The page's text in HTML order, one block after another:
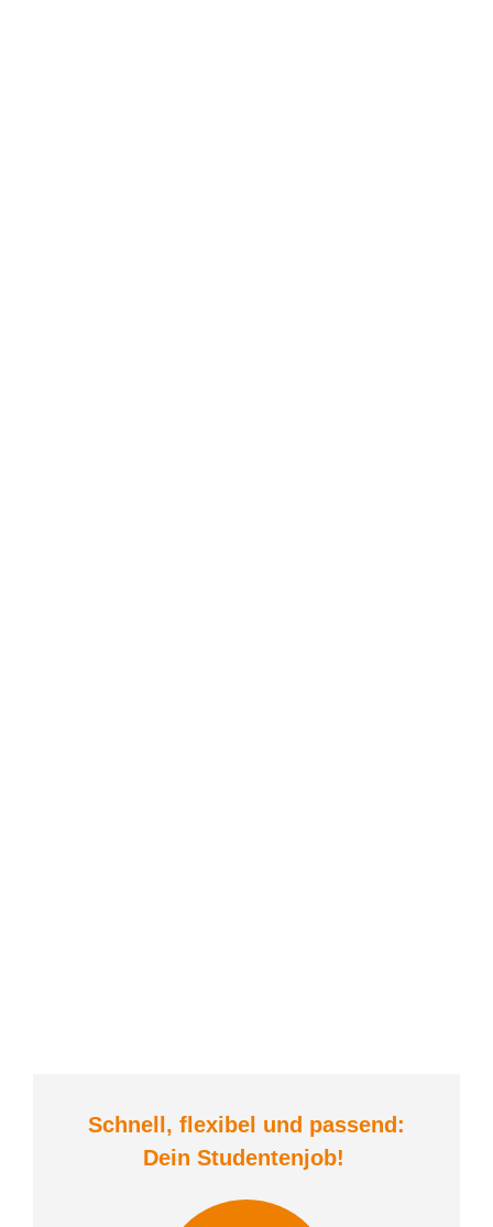
Schnell, flexibel und passend:
Dein Studentenjob!